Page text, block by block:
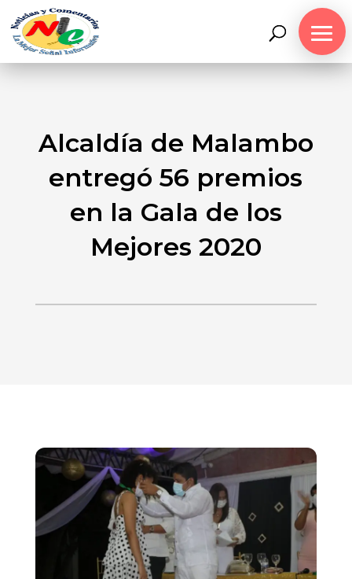
Alcaldía de Malambo
entregó 56 premios
en la Gala de los
Mejores 2020